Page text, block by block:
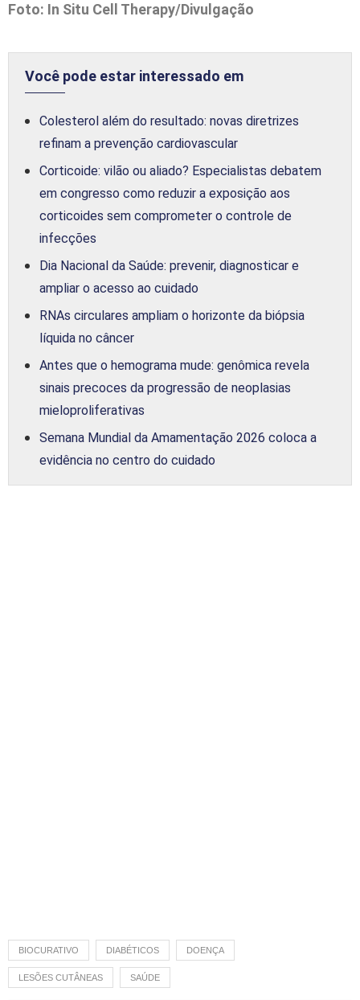
Foto: In Situ Cell Therapy/Divulgação
Você pode estar interessado em
Colesterol além do resultado: novas diretrizes
refinam a prevenção cardiovascular
Corticoide: vilão ou aliado? Especialistas debatem
em congresso como reduzir a exposição aos
corticoides sem comprometer o controle de
infecções
Dia Nacional da Saúde: prevenir, diagnosticar e
ampliar o acesso ao cuidado
RNAs circulares ampliam o horizonte da biópsia
líquida no câncer
Antes que o hemograma mude: genômica revela
sinais precoces da progressão de neoplasias
mieloproliferativas
Semana Mundial da Amamentação 2026 coloca a
evidência no centro do cuidado
BIOCURATIVO DIABÉTICOS DOENÇA
LESÕES CUTÂNEAS SAÚDE